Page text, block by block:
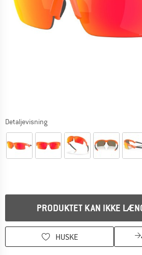
Detaljevisning
PRODUKTET KAN IKKE
HUSKE